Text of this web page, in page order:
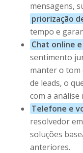
mensagens,
priorização
tempo e
Chat online
sentimento
manter o tom
de leads, o
com a análise
Telefone e
resolvedor
soluções
anteriores.